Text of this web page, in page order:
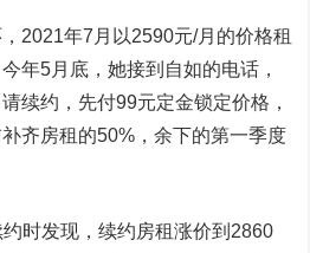
年7月以2590元/月的价格租
年5月底，她接到自如的电话，
续约，先付99元定金锁定价格，
齐房租的50%，余下的第一季度
发现，续约房租涨价到2860